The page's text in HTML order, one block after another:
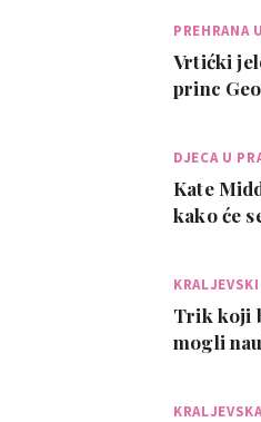
PREHRANA
Vrtićki
princ
DJECA U
Kate
kako će
Trik koji
mogli